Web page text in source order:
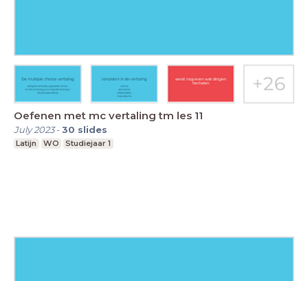
Oefenen met mc vertaling tm les 11
July 2023-30 slides
Latijn WO Studiejaar 1